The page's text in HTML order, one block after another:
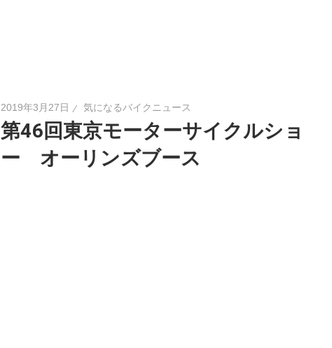
2019年3月27日 気になるバイクニュース
第46回東京モーターサイクルショ
ー オーリンズブース